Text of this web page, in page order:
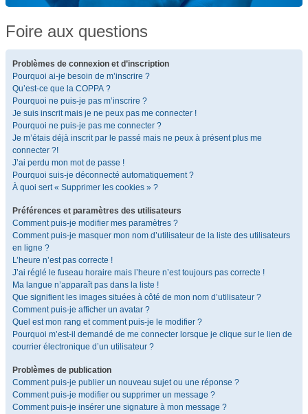
Foire aux questions
Problèmes de connexion et d’inscription
Pourquoi ai-je besoin de m’inscrire ?
Qu’est-ce que la COPPA ?
Pourquoi ne puis-je pas m’inscrire ?
Je suis inscrit mais je ne peux pas me connecter !
Pourquoi ne puis-je pas me connecter ?
Je m’étais déjà inscrit par le passé mais ne peux à présent plus me
connecter ?!
J’ai perdu mon mot de passe !
Pourquoi suis-je déconnecté automatiquement ?
À quoi sert « Supprimer les cookies » ?
Préférences et paramètres des utilisateurs
Comment puis-je modifier mes paramètres ?
Comment puis-je masquer mon nom d’utilisateur de la liste des utilisateurs
en ligne ?
L’heure n’est pas correcte !
J’ai réglé le fuseau horaire mais l’heure n’est toujours pas correcte !
Ma langue n’apparaît pas dans la liste !
Que signifient les images situées à côté de mon nom d’utilisateur ?
Comment puis-je afficher un avatar ?
Quel est mon rang et comment puis-je le modifier ?
Pourquoi m’est-il demandé de me connecter lorsque je clique sur le lien de
courrier électronique d’un utilisateur ?
Problèmes de publication
Comment puis-je publier un nouveau sujet ou une réponse ?
Comment puis-je modifier ou supprimer un message ?
Comment puis-je insérer une signature à mon message ?